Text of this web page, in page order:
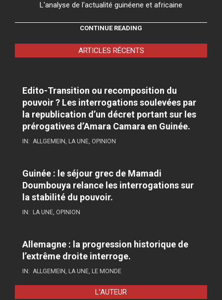
L'analyse de l'actualité guinéene et africaine
CONTINUE READING
ARTICLES RÉCENTS
Edito-Transition ou recomposition du
pouvoir ? Les interrogations soulevées par
la republication d’un décret portant sur les
prérogatives d’Amara Camara en Guinée.
IN: ALLGEMEIN, LA UNE, OPINION
Guinée : le séjour grec de Mamadi
Doumbouya relance les interrogations sur
la stabilité du pouvoir.
IN: LA UNE, OPINION
Allemagne : la progression historique de
l’extrême droite interroge.
IN: ALLGEMEIN, LA UNE, LE MONDE
L’AUTEUR